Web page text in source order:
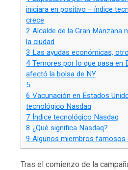
iniciara en positivo – índice
crece
2 Alcalde de la Gran Manzana
la ciudad
3 Las ayudas económicas,
4 Temores por lo que pasa en
afectó la bolsa de NY
5
6 Vacunación en Estados
tecnológico Nasdaq
7 Índice tecnológico Nasdaq
8 ¿Qué significa Nasdaq?
9 Algunos miembros famosos
Tras el comienzo de la